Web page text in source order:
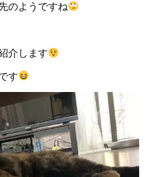
のようですね
介します
す